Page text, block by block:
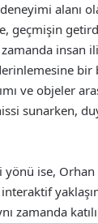
alanı
geçmişin
insan
bir
ve objeler
sunarken,
ise, Orhan
zamanda